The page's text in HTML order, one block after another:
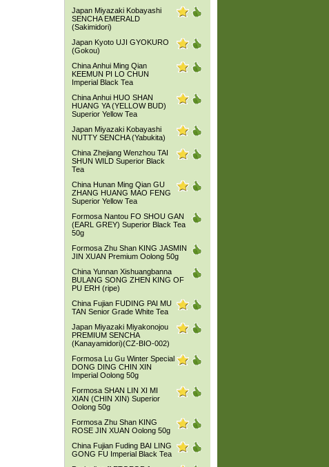
Japan Miyazaki Kobayashi
SENCHA EMERALD
(Sakimidori)
Japan Kyoto UJI GYOKURO
(Gokou)
China Anhui Ming Qian
KEEMUN PI LO CHUN
Imperial Black Tea
China Anhui HUO SHAN
HUANG YA (YELLOW BUD)
Superior Yellow Tea
Japan Miyazaki Kobayashi
NUTTY SENCHA (Yabukita)
China Zhejiang Wenzhou TAI
SHUN WILD Superior Black
Tea
China Hunan Ming Qian GU
ZHANG HUANG MAO FENG
Superior Yellow Tea
Formosa Nantou FO SHOU GAN
(EARL GREY) Superior Black Tea
50g
Formosa Zhu Shan KING JASMIN
JIN XUAN Premium Oolong 50g
China Yunnan Xishuangbanna
BULANG SONG ZHEN KING OF
PU ERH (ripe)
China Fujian FUDING PAI MU
TAN Senior Grade White Tea
Japan Miyazaki Miyakonojou
PREMIUM SENCHA
(Kanayamidori)(CZ-BIO-002)
Formosa Lu Gu Winter Special
DONG DING CHIN XIN
Imperial Oolong 50g
Formosa SHAN LIN XI MI
XIAN (CHIN XIN) Superior
Oolong 50g
Formosa Zhu Shan KING
ROSE JIN XUAN Oolong 50g
China Fujian Fuding BAI LING
GONG FU Imperial Black Tea